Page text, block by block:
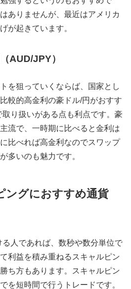
ありませんが、最近はアメリカ
が起きています。
AUD/JPY）
を狙っていくならば、国家とし
較的高金利の豪ドル/円がおすす
り扱いがある点も利点です。豪
流で、一時期に比べると金利は
比べれば高金利なのでスワップ
多いのも魅力です。
ングにおすすめ通貨
人であれば、数秒や数分単位で
利益を積み重ねるスキャルピン
ち方もあります。スキャルピン
を短時間で行うトレードです。